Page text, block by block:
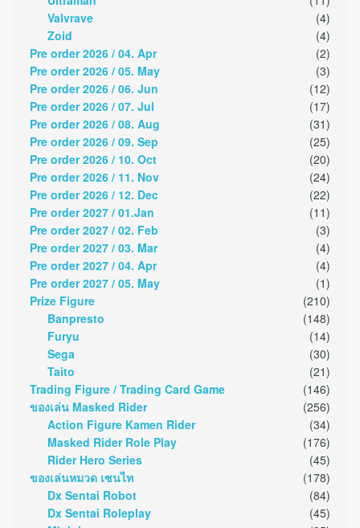
Valvrave
(4)
Zoid
(4)
Pre order 2026 / 04. Apr
(2)
Pre order 2026 / 05. May
(3)
Pre order 2026 / 06. Jun
(12)
Pre order 2026 / 07. Jul
(17)
Pre order 2026 / 08. Aug
(31)
Pre order 2026 / 09. Sep
(25)
Pre order 2026 / 10. Oct
(20)
Pre order 2026 / 11. Nov
(24)
Pre order 2026 / 12. Dec
(22)
Pre order 2027 / 01.Jan
(11)
Pre order 2027 / 02. Feb
(3)
Pre order 2027 / 03. Mar
(4)
Pre order 2027 / 04. Apr
(4)
Pre order 2027 / 05. May
(1)
Prize Figure
(210)
Banpresto
(148)
Furyu
(14)
Sega
(30)
Taito
(21)
Trading Figure / Trading Card Game
(146)
ของเล่น Masked Rider
(256)
Action Figure Kamen Rider
(34)
Masked Rider Role Play
(176)
Rider Hero Series
(45)
ของเล่นหมวด เซนไท
(178)
Dx Sentai Robot
(84)
Dx Sentai Roleplay
(45)